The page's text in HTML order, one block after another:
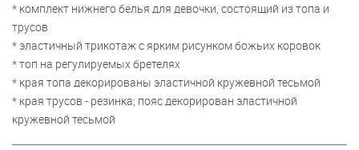
* комплект нижнего белья для девочки, состоящий из топа и
трусов
* эластичный трикотаж с ярким рисунком божьих коровок
* топ на регулируемых бретелях
* края топа декорированы эластичной кружевной тесьмой
* края трусов - резинка; пояс декорирован эластичной
кружевной тесьмой